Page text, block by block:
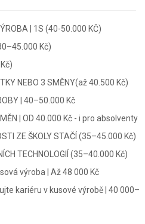
| 1S (40-50.000 KČ)
Kč)
NEBO 3 SMĚNY(až 40.500 Kč)
| 40–50.000 Kč
| OD 40.000 Kč - i pro absolventy
ZE ŠKOLY STAČÍ (35–45.000 Kč)
TECHNOLOGIÍ (35–40.000 Kč)
výroba | Až 48 000 Kč
kariéru v kusové výrobě | 40 000–